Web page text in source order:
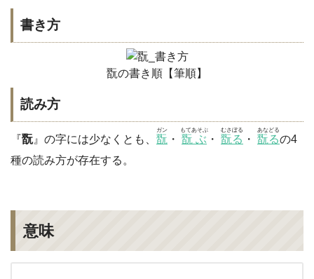
書き方
翫の書き順【筆順】
読み方
『翫』の字には少なくとも、 翫
ガン
・ 翫ぶ
もてあそぶ
・ 翫る
むさぼる
・ 翫る
あなどる
の4
種の読み方が存在する。
意味